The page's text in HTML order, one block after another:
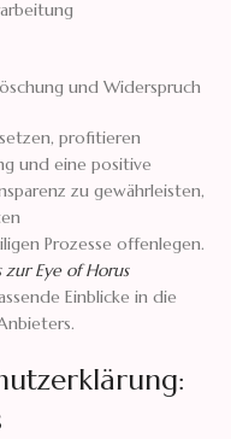
und Widerspruch
profitieren
und eine positive
zu gewährleisten,
Prozesse offenlegen.
Eye of Horus
Einblicke in die